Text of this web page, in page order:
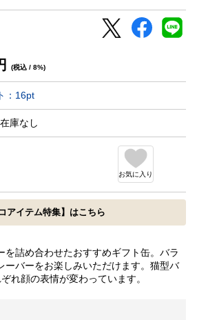
(税込 / 8%)
16pt
在庫なし
お気に入り
コアイテム特集】はこちら
を詰め合わせたおすすめギフト缶。バラ
ーバーをお楽しみいただけます。猫型バ
れ顔の表情が変わっています。